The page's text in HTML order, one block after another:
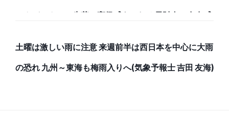
ックパックと、牛革で高級感あふれる長財布で存在感
土曜は激しい雨に注意 来週前半は西日本を中心に大雨
の恐れ 九州～東海も梅雨入りへ(気象予報士 吉田 友海)